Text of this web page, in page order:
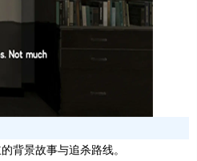
景故事与追杀路线。